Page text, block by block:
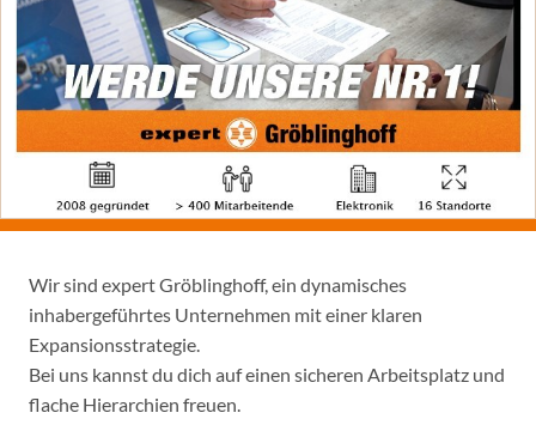
Wir sind expert Gröblinghoff, ein dynamisches
inhabergeführtes Unternehmen mit einer klaren
Expansionsstrategie.
Bei uns kannst du dich auf einen sicheren Arbeitsplatz und
flache Hierarchien freuen.